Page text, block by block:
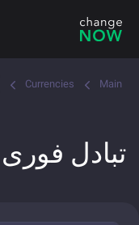
Main
Currencies
تبادل فوری USDT به ICP